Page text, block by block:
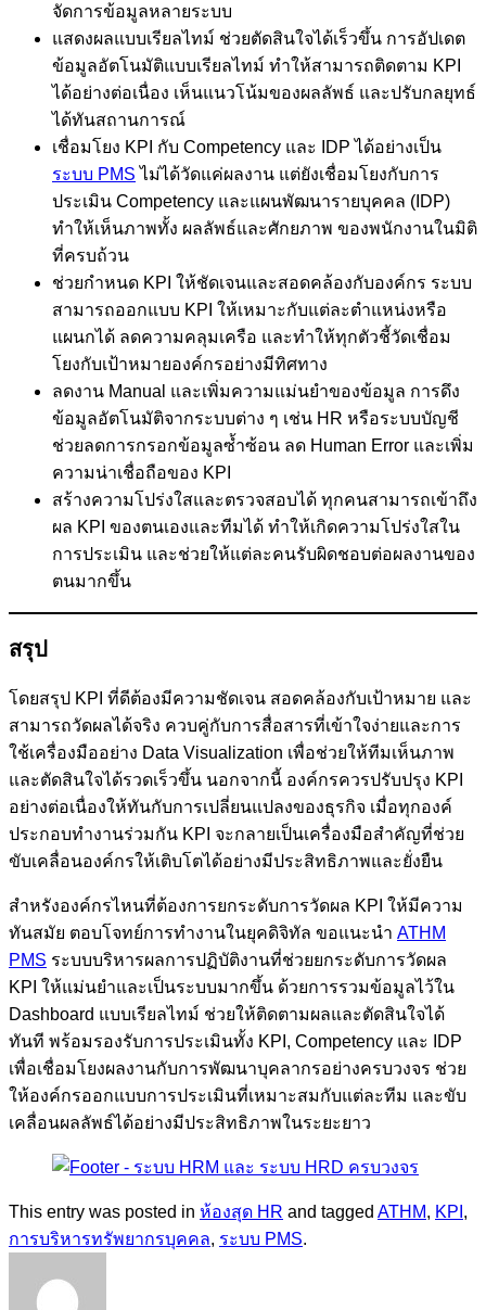
จัดการข้อมูลหลายระบบ
แสดงผลแบบเรียลไทม์ ช่วยตัดสินใจได้เร็วขึ้น การอัปเดต
ข้อมูลอัตโนมัติแบบเรียลไทม์ ทำให้สามารถติดตาม KPI
ได้อย่างต่อเนื่อง เห็นแนวโน้มของผลลัพธ์ และปรับกลยุทธ์
ได้ทันสถานการณ์
เชื่อมโยง KPI กับ Competency และ IDP ได้อย่างเป็น
ระบบ PMS ไม่ได้วัดแค่ผลงาน แต่ยังเชื่อมโยงกับการ
ประเมิน Competency และแผนพัฒนารายบุคคล (IDP)
ทำให้เห็นภาพทั้ง ผลลัพธ์และศักยภาพ ของพนักงานในมิติ
ที่ครบถ้วน
ช่วยกำหนด KPI ให้ชัดเจนและสอดคล้องกับองค์กร ระบบ
สามารถออกแบบ KPI ให้เหมาะกับแต่ละตำแหน่งหรือ
แผนกได้ ลดความคลุมเครือ และทำให้ทุกตัวชี้วัดเชื่อม
โยงกับเป้าหมายองค์กรอย่างมีทิศทาง
ลดงาน Manual และเพิ่มความแม่นยำของข้อมูล การดึง
ข้อมูลอัตโนมัติจากระบบต่าง ๆ เช่น HR หรือระบบบัญชี
ช่วยลดการกรอกข้อมูลซ้ำซ้อน ลด Human Error และเพิ่ม
ความน่าเชื่อถือของ KPI
สร้างความโปร่งใสและตรวจสอบได้ ทุกคนสามารถเข้าถึง
ผล KPI ของตนเองและทีมได้ ทำให้เกิดความโปร่งใสใน
การประเมิน และช่วยให้แต่ละคนรับผิดชอบต่อผลงานของ
ตนมากขึ้น
สรุป
โดยสรุป KPI ที่ดีต้องมีความชัดเจน สอดคล้องกับเป้าหมาย และ
สามารถวัดผลได้จริง ควบคู่กับการสื่อสารที่เข้าใจง่ายและการ
ใช้เครื่องมืออย่าง Data Visualization เพื่อช่วยให้ทีมเห็นภาพ
และตัดสินใจได้รวดเร็วขึ้น นอกจากนี้ องค์กรควรปรับปรุง KPI
อย่างต่อเนื่องให้ทันกับการเปลี่ยนแปลงของธุรกิจ เมื่อทุกองค์
ประกอบทำงานร่วมกัน KPI จะกลายเป็นเครื่องมือสำคัญที่ช่วย
ขับเคลื่อนองค์กรให้เติบโตได้อย่างมีประสิทธิภาพและยั่งยืน
สำหรังองค์กรไหนที่ต้องการยกระดับการวัดผล KPI ให้มีความ
ทันสมัย ตอบโจทย์การทำงานในยุคดิจิทัล ขอแนะนำ ATHM
PMS ระบบบริหารผลการปฏิบัติงานที่ช่วยยกระดับการวัดผล
KPI ให้แม่นยำและเป็นระบบมากขึ้น ด้วยการรวมข้อมูลไว้ใน
Dashboard แบบเรียลไทม์ ช่วยให้ติดตามผลและตัดสินใจได้
ทันที พร้อมรองรับการประเมินทั้ง KPI, Competency และ IDP
เพื่อเชื่อมโยงผลงานกับการพัฒนาบุคลากรอย่างครบวงจร ช่วย
ให้องค์กรออกแบบการประเมินที่เหมาะสมกับแต่ละทีม และขับ
เคลื่อนผลลัพธ์ได้อย่างมีประสิทธิภาพในระยะยาว
This entry was posted in ห้องสุด HR and tagged ATHM, KPI ,
การบริหารทรัพยากรบุคคล, ระบบ PMS.